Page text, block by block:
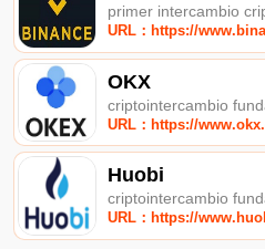
primer intercambio
URL：https://
OKX
criptointercambio
URL：https://
Huobi
criptointercambio
URL：https://